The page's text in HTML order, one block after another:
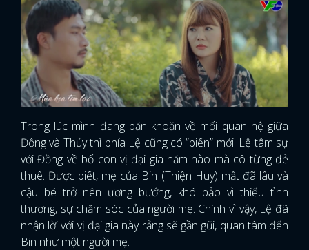
Trong lúc mình đang băn khoăn về mối quan hệ giữa
Đồng và Thủy thì phía Lệ cũng có “biến” mới. Lệ tâm sự
với Đồng về bố con vị đại gia năm nào mà cô từng đẻ
thuê. Được biết, mẹ của Bin (Thiện Huy) mất đã lâu và
cậu bé trở nên ương bướng, khó bảo vì thiếu tình
thương, sự chăm sóc của người mẹ. Chính vì vậy, Lệ đã
nhận lời với vị đại gia này rằng sẽ gần gũi, quan tâm đến
Bin như một người mẹ.